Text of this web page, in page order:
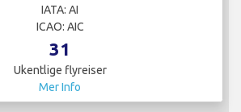
IATA: AI
ICAO: AIC
31
Ukentlige flyreiser
Mer Info